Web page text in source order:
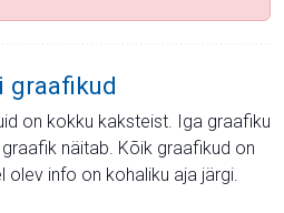
graafikud
on kokku kaksteist. Iga graafiku
näitab. Kõik graafikud on
info on kohaliku aja järgi.